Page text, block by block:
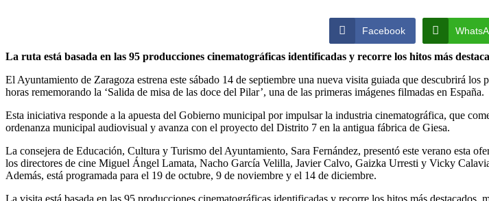
Facebook
La ruta está basada en las 95 producciones cinematográficas identificadas y recorre los hitos más
El Ayuntamiento de Zaragoza estrena este sábado 14 de septiembre una nueva visita guiada que descubrirá
horas rememorando la ‘Salida de misa de las doce del Pilar’, una de las primeras imágenes filmadas en España.
Esta iniciativa responde a la apuesta del Gobierno municipal por impulsar la industria cinematográfica, que
ordenanza municipal audiovisual y avanza con el proyecto del Distrito 7 en la antigua fábrica de Giesa.
La consejera de Educación, Cultura y Turismo del Ayuntamiento, Sara Fernández, presentó este verano esta
los directores de cine Miguel Ángel Lamata, Nacho García Velilla, Javier Calvo, Gaizka Urresti y Vicky
Además, está programada para el 19 de octubre, 9 de noviembre y el 14 de diciembre.
La visita está basada en las 95 producciones cinematográficas identificadas y recorre los hitos más